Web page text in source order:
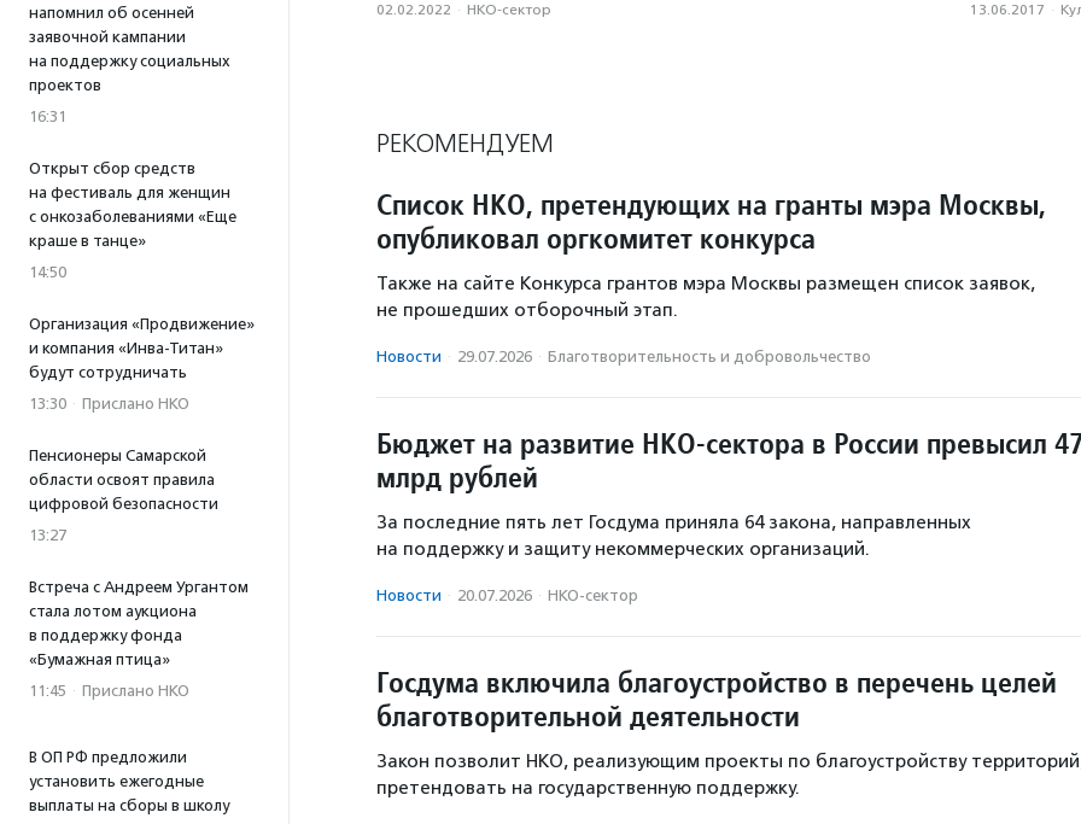
напомнил об осенней
заявочной кампании
на поддержку социальных
проектов
16:31
Открыт сбор средств
на фестиваль для женщин
с онкозаболеваниями «Еще
краше в танце»
14:50
Организация «Продвижение»
и компания «Инва-Титан»
будут сотрудничать
13:30 · Прислано НКО
Пенсионеры Самарской
области освоят правила
цифровой безопасности
13:27
Встреча с Андреем Ургантом
стала лотом аукциона
в поддержку фонда
«Бумажная птица»
11:45 · Прислано НКО
В ОП РФ предложили
установить ежегодные
выплаты на сборы в школу
02.02.2022 · НКО-сектор 13.06.2017 ·
РЕКОМЕНДУЕМ
Список НКО, претендующих на гранты мэра Москвы,
опубликовал оргкомитет конкурса
Также на сайте Конкурса грантов мэра Москвы размещен список заявок,
не прошедших отборочный этап.
Новости · 29.07.2026 · Благотвори­тель­ность и доброволь­чест­во
Бюджет на развитие НКО-сектора в России превысил
млрд рублей
За последние пять лет Госдума приняла 64 закона, направленных
на поддержку и защиту некоммерческих организаций.
Новости · 20.07.2026 · НКО-сектор
Госдума включила благоустройство в перечень целей
благотворительной деятельности
Закон позволит НКО, реализующим проекты по благоустройству
претендовать на государственную поддержку.